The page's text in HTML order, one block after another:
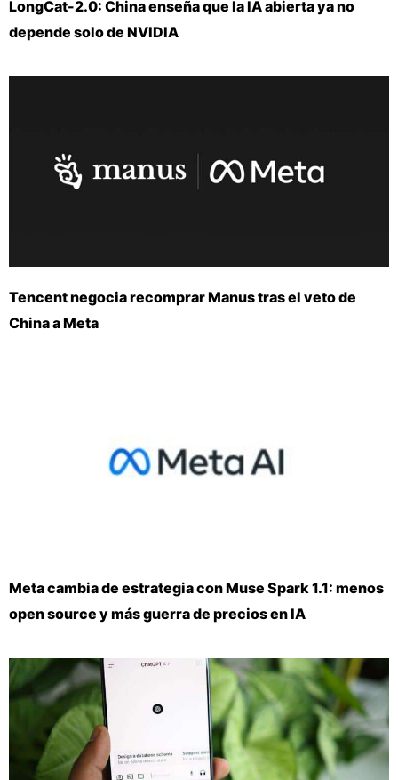
LongCat-2.0: China enseña que la IA abierta ya no
depende solo de NVIDIA
Tencent negocia recomprar Manus tras el veto de
China a Meta
Meta cambia de estrategia con Muse Spark 1.1: menos
open source y más guerra de precios en IA